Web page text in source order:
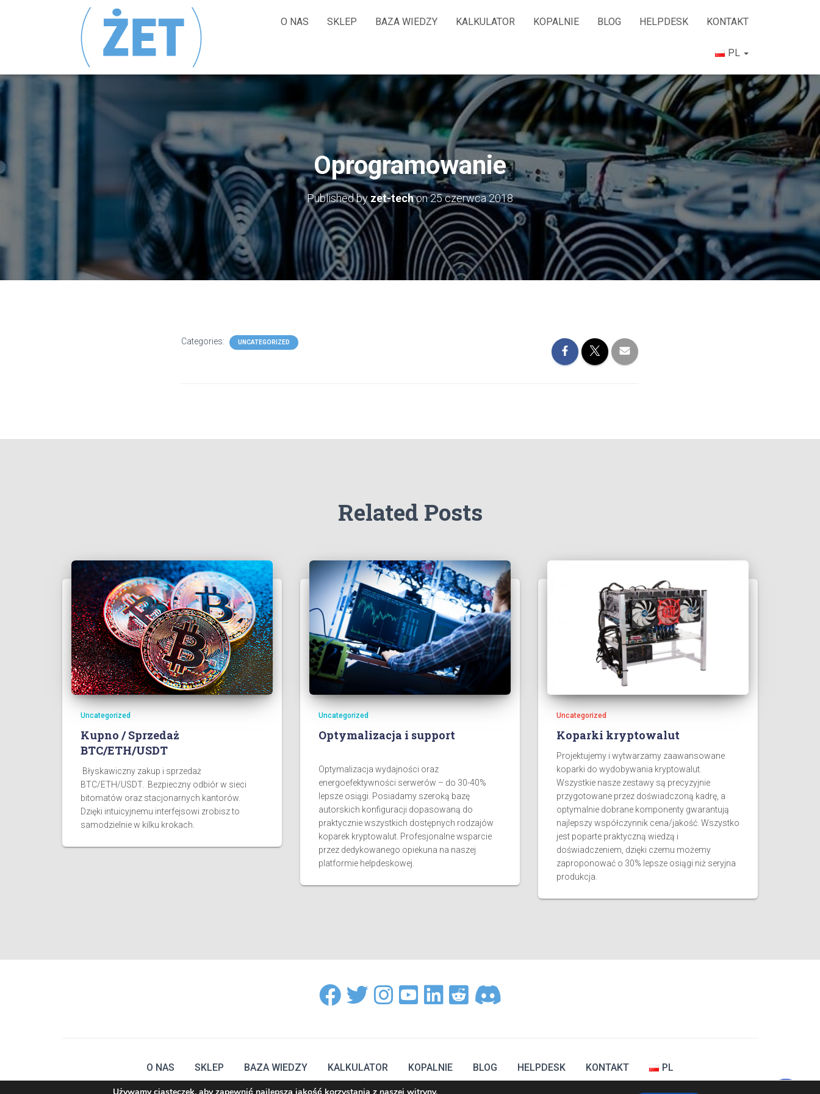
O NAS SKLEP BAZA WIEDZY KALKULATOR KOPALNIE BLOG HELPDESK KONTAKT
PL
Oprogramowanie
Published by zet-techon25 czerwca 2018
Categories: UNCATEGORIZED
Related Posts
Uncategorized
Kupno / Sprzedaż
BTC/ETH/USDT
Błyskawiczny zakup i sprzedaż
BTC/ETH/USDT. Bezpieczny odbiór w sieci
bitomatów oraz stacjonarnych kantorów.
Dzięki intuicyjnemu interfejsowi zrobisz to
samodzielnie w kilku krokach.
Uncategorized
Optymalizacja i support
Optymalizacja wydajności oraz
energoefektywności serwerów – do 30-40%
lepsze osiągi. Posiadamy szeroką bazę
autorskich konfiguracji dopasowaną do
praktycznie wszystkich dostępnych rodzajów
koparek kryptowalut. Profesjonalne wsparcie
przez dedykowanego opiekuna na naszej
platformie helpdeskowej.
Uncategorized
Koparki kryptowalut
Projektujemy i wytwarzamy zaawansowane
koparki do wydobywania ​kryptowalut.
Wszystkie nasze zestawy są precyzyjnie
przygotowane przez doświadczoną kadrę, a
optymalnie dobrane komponenty gwarantują
najlepszy współczynnik cena/jakość. Wszystko
jest poparte praktyczną wiedzą i
doświadczeniem, dzięki czemu możemy
zaproponować o 30% lepsze osiągi niż seryjna
produkcja.
O NAS SKLEP BAZA WIEDZY KALKULATOR KOPALNIE BLOG HELPDESK KONTAKT PL